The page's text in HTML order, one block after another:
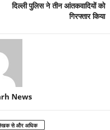
दिल्ली पुलिस ने तीन आंतकवादियों को
गिरफ्तार किया
News
से और अधिक